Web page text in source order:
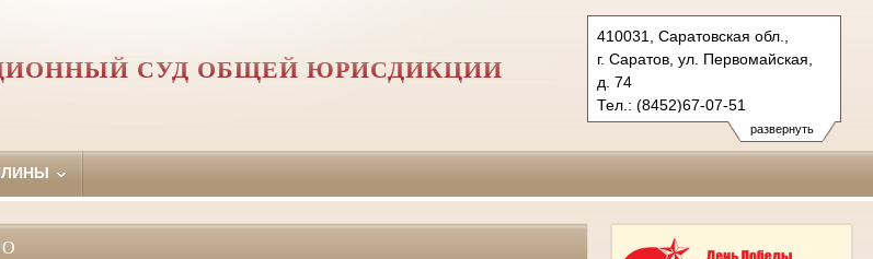
развернуть
410031, Саратовская обл.,
г. Саратов, ул. Первомайская,
д. 74
Тел.: (8452)67-07-51
(8452)98-28-84
(8452)98-33-51
СУД ОБЩЕЙ ЮРИСДИКЦИИ